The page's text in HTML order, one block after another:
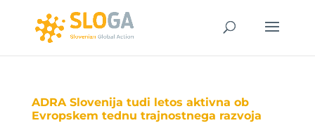
ADRA Slovenija tudi letos aktivna ob
Evropskem tednu trajnostnega razvoja